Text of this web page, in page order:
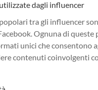
dagli influencer
tra gli influencer
Ognuna di
unici che consentono
contenuti coinvolgenti